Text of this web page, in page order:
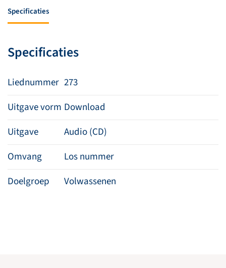
wij
aan
Specificaties
Specificaties
Liednummer 273
Uitgave vorm Download
Uitgave
Audio (CD)
Omvang
Los nummer
Doelgroep
Volwassenen